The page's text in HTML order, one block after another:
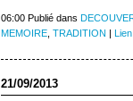
06:00 Publié dans
MEMOIRE, TRADITION |
21/09/2013